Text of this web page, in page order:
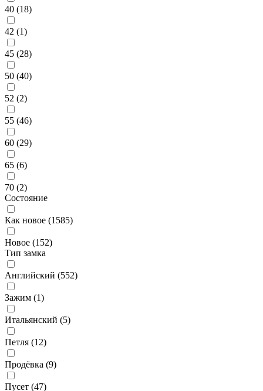
40 (18)
42 (1)
45 (28)
50 (40)
52 (2)
55 (46)
60 (29)
65 (6)
70 (2)
Состояние
Как новое (1585)
Новое (152)
Тип замка
Английский (552)
Зажим (1)
Итальянский (5)
Петля (12)
Продёвка (9)
Пусет (47)